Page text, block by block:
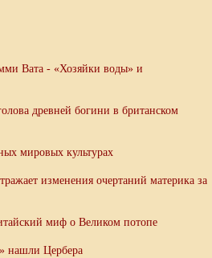
Вата - «Хозяйки воды» и
древней богини в британском
мировых культурах
изменения очертаний материка за
миф о Великом потопе
нашли Цербера